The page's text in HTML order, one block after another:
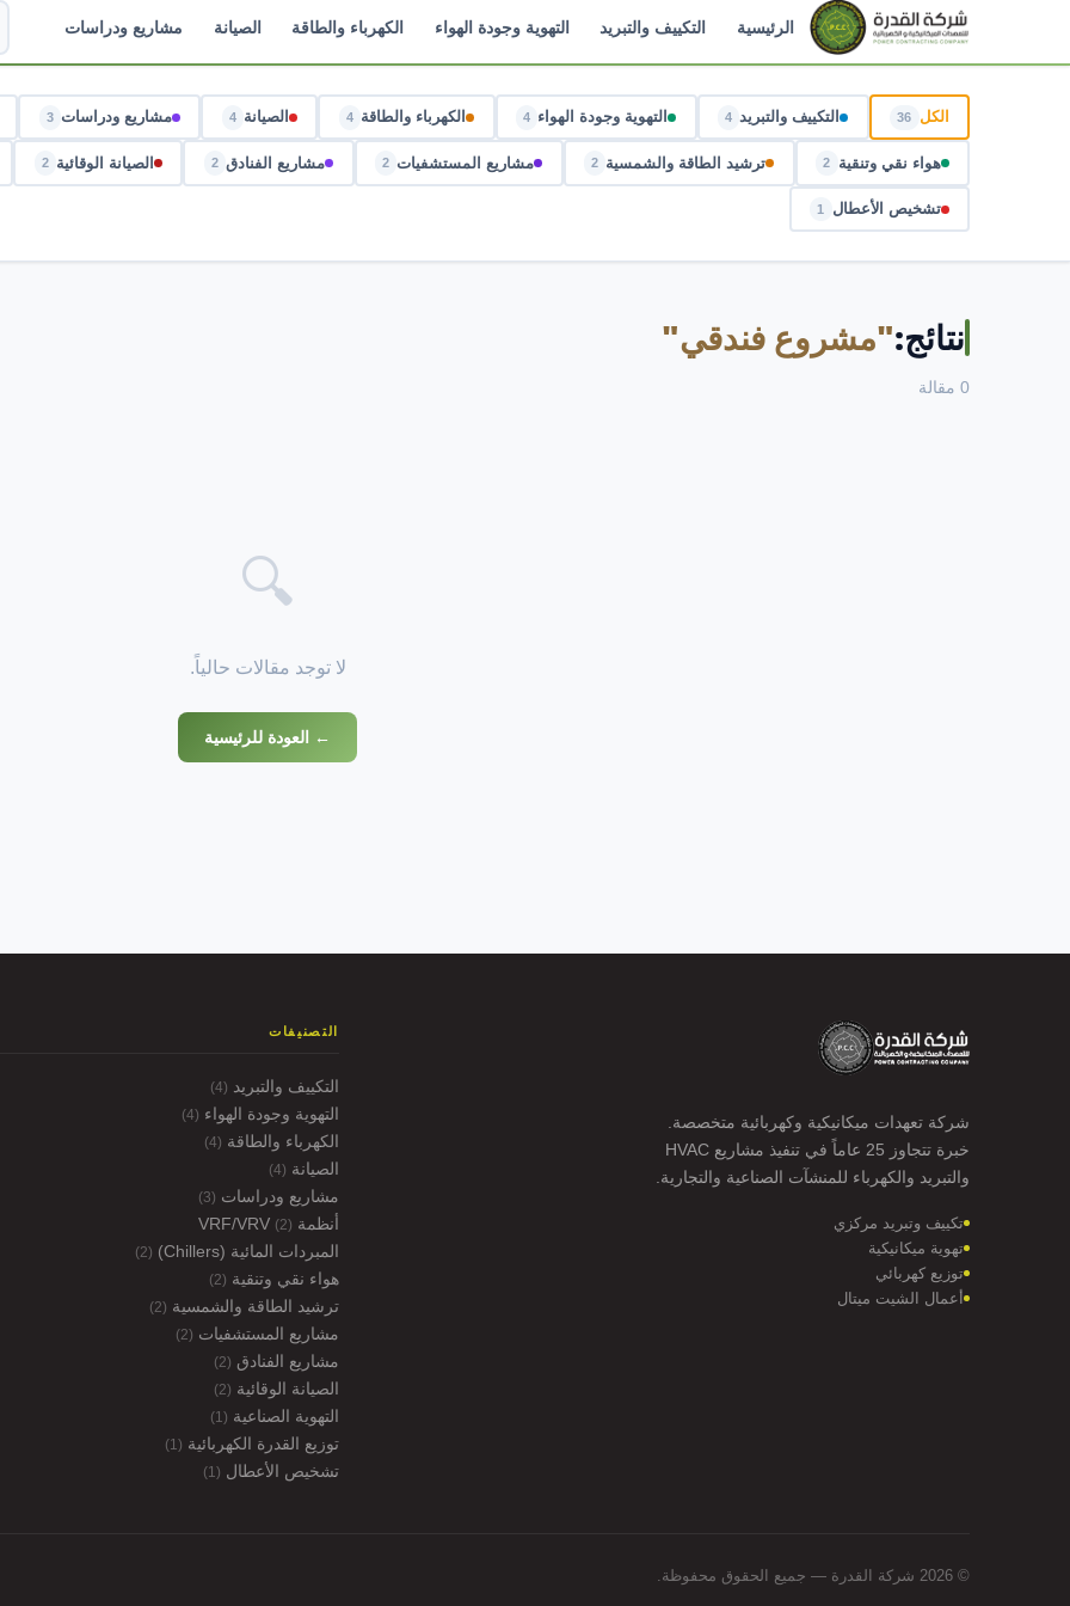
الرئيسية التكييف والتبريد التهوية وجودة الهواء الكهرباء والطاقة الصيانة مشاريع ودراسات
الكل 36 التكييف والتبريد 4 التهوية وجودة الهواء 4 الكهرباء والطاقة 4 الصيانة 4 مشاريع ودراسات 3
هواء نقي وتنقية 2 ترشيد الطاقة والشمسية 2 مشاريع المستشفيات 2 مشاريع الفنادق 2 الصيانة الوقائية 2
تشخيص الأعطال 1
نتائج:"مشروع فندقي"
0 مقالة
🔍
لا توجد مقالات حالياً.
← العودة للرئيسية
شركة تعهدات ميكانيكية وكهربائية متخصصة.
خبرة تتجاوز 25 عاماً في تنفيذ مشاريع HVAC
والتبريد والكهرباء للمنشآت الصناعية والتجارية.
تكييف وتبريد مركزي
تهوية ميكانيكية
توزيع كهربائي
أعمال الشيت ميتال
التصنيفات
التكييف والتبريد (4)
التهوية وجودة الهواء (4)
الكهرباء والطاقة (4)
الصيانة (4)
مشاريع ودراسات (3)
أنظمة VRF/VRV (2)
المبردات المائية (Chillers) (2)
هواء نقي وتنقية (2)
ترشيد الطاقة والشمسية (2)
مشاريع المستشفيات (2)
مشاريع الفنادق (2)
الصيانة الوقائية (2)
التهوية الصناعية (1)
توزيع القدرة الكهربائية (1)
تشخيص الأعطال (1)
© 2026 شركة القدرة — جميع الحقوق محفوظة.